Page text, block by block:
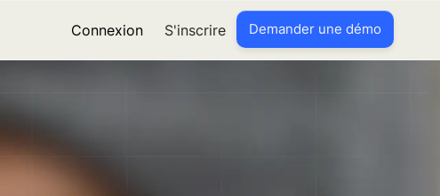
Connexion S'inscrire Demander une démo